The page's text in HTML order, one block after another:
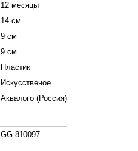
12 месяцы
14 см
9 см
9 см
Пластик
Искусственое
Аквалого (Россия)
GG-810097